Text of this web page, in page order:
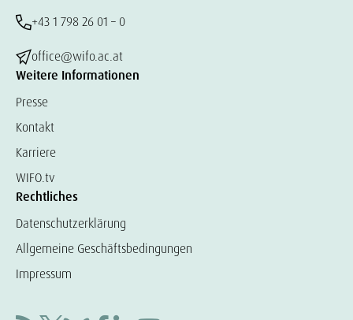
+43 1 798 26 01 – 0
office@wifo.ac.at
Weitere Informationen
Presse
Kontakt
Karriere
WIFO.tv
Rechtliches
Datenschutzerklärung
Allgemeine Geschäftsbedingungen
Impressum